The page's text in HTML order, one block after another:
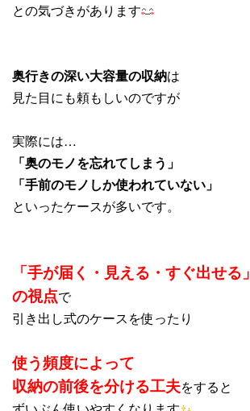
との気づきがあります
奥行きの深い大容量の収納は
見た目にも頼もしいのですが
実際には…
「奥のモノを忘れてしまう」
「手前のモノしか使われていない」
といったケースが多いです。
「手が届く・見える・すぐ出せる」
の視点で
引き出し式のケースを使ったり
使う頻度によって
収納の前後を分ける工夫をすると